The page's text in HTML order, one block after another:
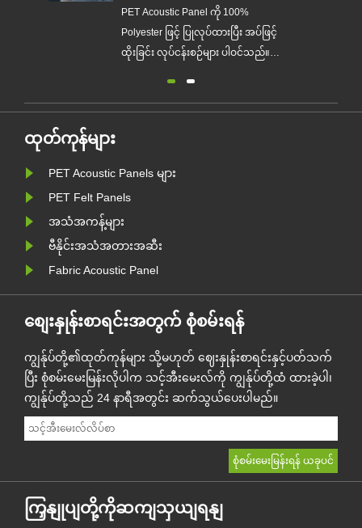
PET Acoustic Panel ကို 100%
Polyester ဖြင့် ပြုလုပ်ထားပြီး အပ်ဖြင့်
ထိုးခြင်း လုပ်ငန်းစဉ်များ ပါဝင်သည်။
စွန့်ပစ်ရေမရှိ၊ ဓာတ်ငွေ့ထုတ်လွှတ်မှု၊
စွန့်ပစ်ပစ္စည်းများ၊ ကော်ပြန့်မှုမရှိ၊ အက်
သဘောသဘာဝသည် အသံစုပ်ယူမှုန......
ထုတ်ကုန်များ
PET Acoustic Panels များ
PET Felt Panels
အသံအကန့်များ
ဗီနိုင်းအသံအတားအဆီး
Fabric Acoustic Panel
စျေးနှုန်းစာရင်းအတွက် စုံစမ်းရန်
ကျွန်ုပ်တို့၏ထုတ်ကုန်များ သို့မဟုတ် ဈေးနှုန်းစာရင်းနှင့်ပတ်သက်
ပြီး စုံစမ်းမေးမြန်းလိုပါက သင့်အီးမေးလ်ကို ကျွန်ုပ်တို့ထံ ထားခဲ့ပါ၊
ကျွန်ုပ်တို့သည် 24 နာရီအတွင်း ဆက်သွယ်ပေးပါမည်။
ကြှနျုပျတို့ကိုဆကျသှယျရနျ